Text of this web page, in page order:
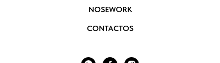
NOSEWORK
CONTACTOS